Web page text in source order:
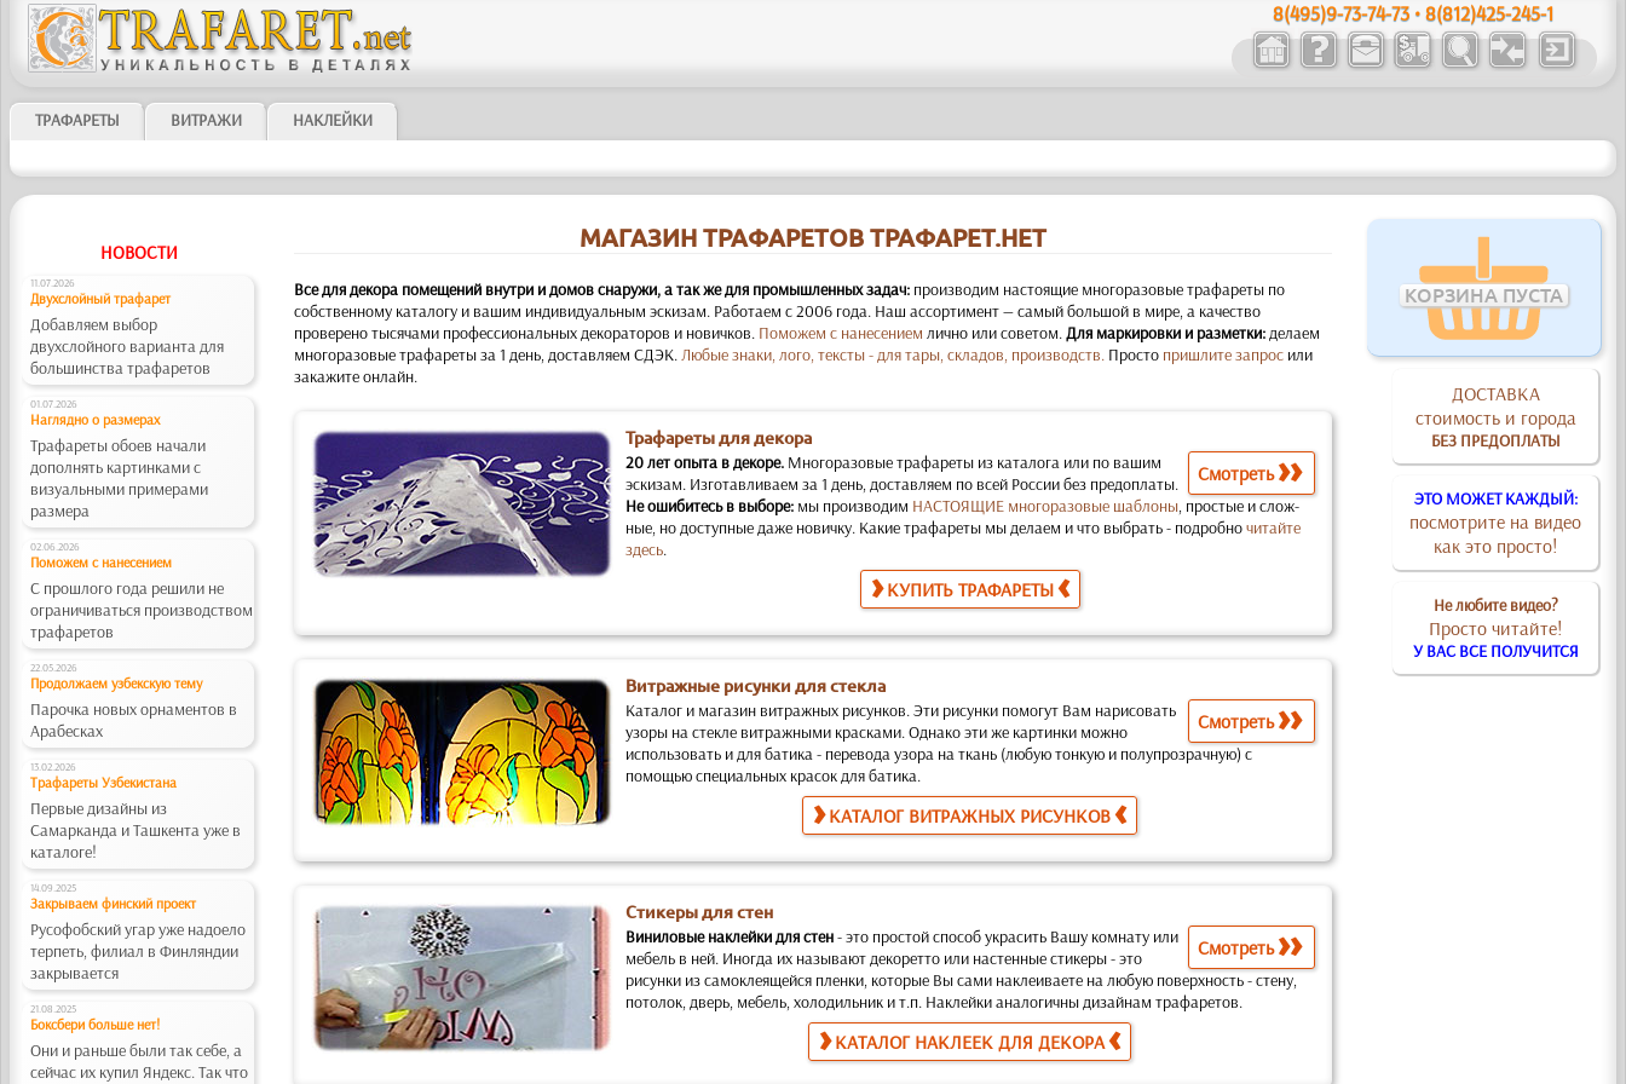
8(495)9-73-74-73 • 8(812)425-245-1
ТРАФАРЕТЫ ВИТРАЖИ НАКЛЕЙКИ
НОВОСТИ
11.07.2026
Двухслойный трафарет
Добавляем выбор
двухслойного варианта для
большинства трафаретов
01.07.2026
Наглядно о размерах
Трафареты обоев начали
дополнять картинками с
визуальными примерами
размера
02.06.2026
Поможем с нанесением
С прошлого года решили не
ограничиваться производством
трафаретов
22.05.2026
Продолжаем узбекскую тему
Парочка новых орнаментов в
Арабесках
13.02.2026
Трафареты Узбекистана
Первые дизайны из
Самарканда и Ташкента уже в
каталоге!
14.09.2025
Закрываем финский проект
Русофобский угар уже надоело
терпеть, филиал в Финляндии
закрывается
21.08.2025
Боксбери больше нет!
Они и раньше были так себе, а
сейчас их купил Яндекс. Так что
КОРЗИНА ПУСТА
ДОСТАВКА
стоимость и города
БЕЗ ПРЕДОПЛАТЫ
ЭТО МОЖЕТ КАЖДЫЙ:
посмотрите на видео
как это просто!
Не любите видео?
Просто читайте!
У ВАС ВСЕ ПОЛУЧИТСЯ
МАГАЗИН ТРАФАРЕТОВ ТРАФАРЕТ.НЕТ
Все для декора помещений внутри и домов снаружи, а так же для промышленных задач:производим настоящие многоразовые трафареты по
собственному каталогу и вашим индивидуальным эскизам. Работаем с 2006 года. Наш ассортимент — самый большой в мире, а качество
проверено тысячами профессиональных декораторов и новичков. Поможем с нанесением лично или советом.Для маркировки и разметки:делаем
многоразовые трафареты за 1 день, доставляем СДЭК.Любые знаки, лого, тексты - для тары, складов, производств.Просто пришлите запросили
закажите онлайн.
Трафареты для декора
Смотреть
20 лет опыта в декоре. Многоразовые трафареты из каталога или по вашим
эскизам. Изготавливаем за 1 день, доставляем по всей России без предоплаты.
Не ошибитесь в выборе:мы производим НАСТОЯЩИЕ многоразовые шаблоны, простые и слож­
ные, но доступные даже новичку. Какие трафареты мы делаем и что выбрать - подробночитайте
здесь.
КУПИТЬ ТРАФАРЕТЫ
Витражные рисунки для стекла
Смотреть
Каталог и магазин витражных рисунков.Эти рисунки помогут Вам нарисовать
узоры на стекле витражными красками. Однако эти же картинки можно
использовать и для батика- перевода узора на ткань (любую тонкую и полупрозрачную) с
помощью специальных красок для батика.
КАТАЛОГ ВИТРАЖНЫХ РИСУНКОВ
Стикеры для стен
Смотреть
Виниловые наклейки для стен-это простой способ украсить Вашу комнату или
мебель в ней. Иногда их называют декоретто или настенные стикеры -это
рисунки из самоклеящейся пленки, которые Вы сами наклеиваете на любую поверхность- стену,
потолок, дверь, мебель, холодильник и т.п. Наклейки аналогичны дизайнам трафаретов.
КАТАЛОГ НАКЛЕЕК ДЛЯ ДЕКОРА